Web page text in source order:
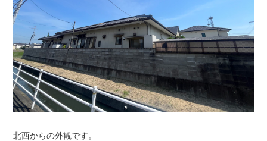
北西からの外観です。